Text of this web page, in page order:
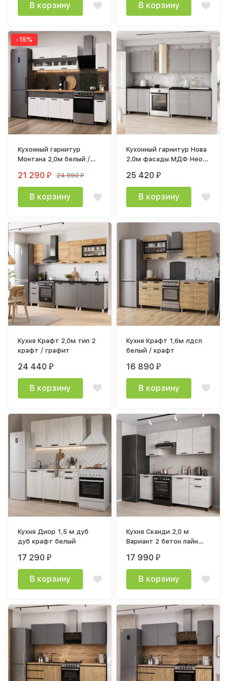
В корзину В корзину
-15%
Кухонный гарнитур
Монтана 2,0м белый /
21 290₽ 24 990₽
В корзину
Кухонный гарнитур Нова
2.0м фасады МДФ Нео с
25 420₽
В корзину
Кухня Крафт 2,0м тип 2
крафт / графит
24 440₽
В корзину
Кухня Крафт 1,6м лдсп
белый / крафт
16 890₽
В корзину
Кухня Диор 1,5 м дуб
дуб крафт белый
17 290₽
В корзину
Кухня Сканди 2,0 м
Вариант 2 бетон пайн
17 990₽
В корзину